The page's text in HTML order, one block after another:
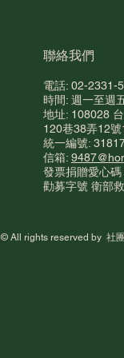
一起回顧2025芒
動：在失序的環
忽視的制度破網
​聯絡我們
電話: 02-2331-
時間: 週一至週
地址: 108028
120巷38弄12號
統一編號:
信箱:
發票捐贈愛心
勸募字號 衛部
© All rights reserved by 社